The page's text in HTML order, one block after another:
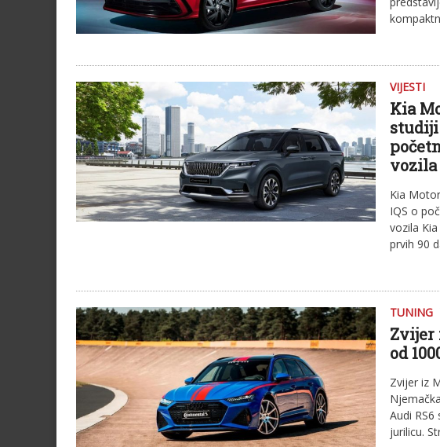
VIJESTI
Kia
studiji
vozila
Kia
IQS o
vozila
prvih 90
TUNING
Zvijer
od
Zvijer iz
Audi
jurilicu.